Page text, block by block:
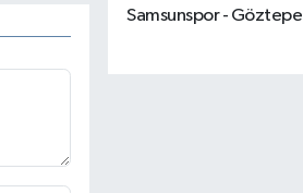
Samsunspor - Göztepe